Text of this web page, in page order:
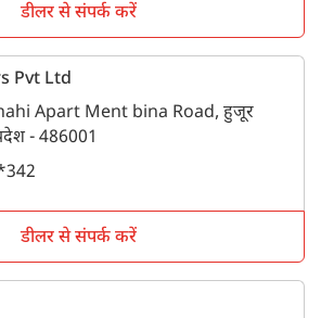
डीलर से संपर्क करें
Pvt Ltd
Apart Ment bina Road, हुजूर
- 486001
डीलर से संपर्क करें